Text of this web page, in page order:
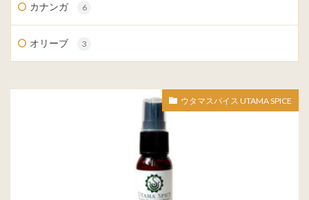
カナンガ 6
オリーブ 3
ウタマスパイス UTAMA SPICE